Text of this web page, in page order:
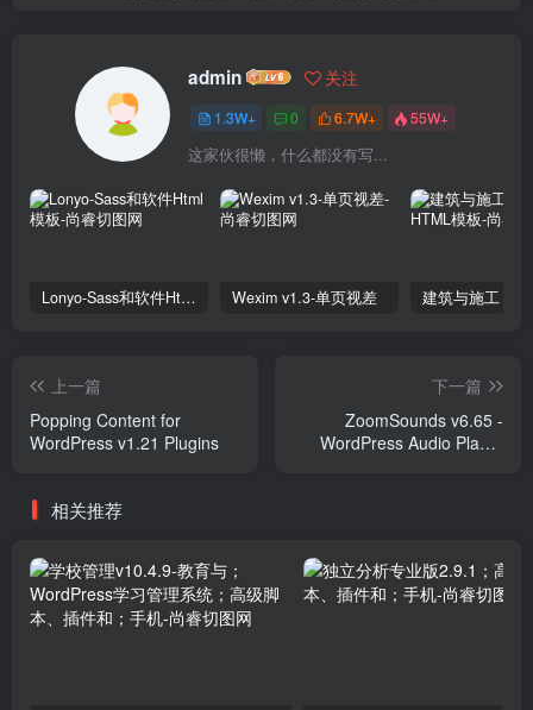
admin 关注
1.3W+ 0 6.7W+ 55W+
这家伙很懒，什么都没有写...
Lonyo-Sass和软件Html模板 Wexim v1.3-单页视差
上一篇
Popping Content for
WordPress v1.21 Plugins
下一篇
ZoomSounds v6.65 -
WordPress Audio Player
相关推荐